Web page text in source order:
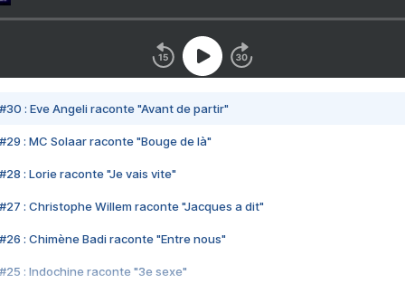
#30 : Eve Angeli raconte "Avant de partir"
#29 : MC Solaar raconte "Bouge de là"
#28 : Lorie raconte "Je vais vite"
#27 : Christophe Willem raconte "Jacques a dit"
#26 : Chimène Badi raconte "Entre nous"
#25 : Indochine raconte "3e sexe"